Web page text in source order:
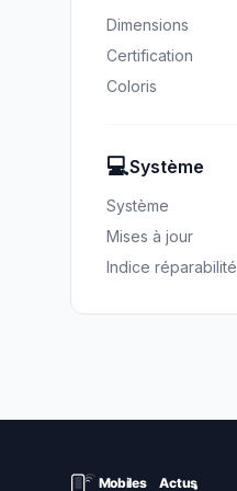
Dimensions
Certification
Coloris
💻Système
Système
Mises à jour
Indice réparabilité